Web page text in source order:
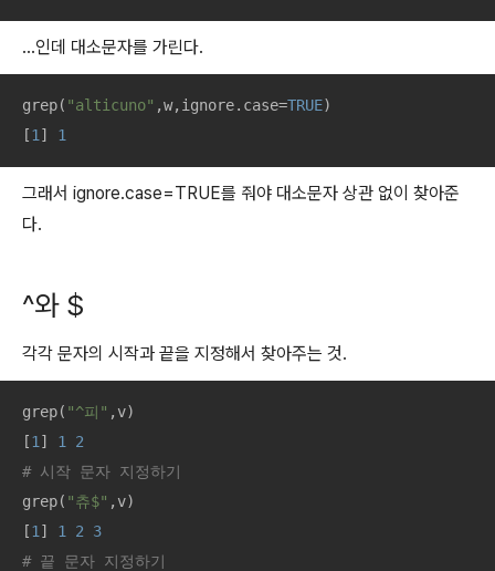
...인데 대소문자를 가린다.
grep( "alticuno" ,w,ignore.case=TRUE)
[1 ] 1
그래서 ignore.case=TRUE를 줘야 대소문자 상관 없이 찾아준
다.
^와 $
각각 문자의 시작과 끝을 지정해서 찾아주는 것.
grep( "^피" ,v)
[1 ] 1
2
# 시작 문자 지정하기
grep( "츄$" ,v)
[1 ] 1 2
3
# 끝 문자 지정하기